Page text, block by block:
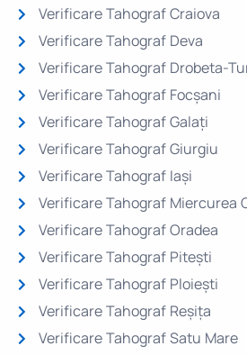
Verificare Tahograf Craiova
Verificare Tahograf Deva
Verificare Tahograf Drobeta-
Verificare Tahograf Focșani
Verificare Tahograf Galați
Verificare Tahograf Giurgiu
Verificare Tahograf Iași
Verificare Tahograf Miercurea
Verificare Tahograf Oradea
Verificare Tahograf Pitești
Verificare Tahograf Ploiești
Verificare Tahograf Reșița
Verificare Tahograf Satu Mare